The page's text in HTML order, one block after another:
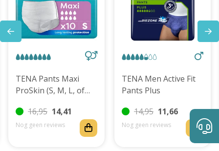
TENA Pants Maxi
ProSkin (S, M, L, of
16,95 14,41
Nog geen reviews
TENA Men Active Fit
Pants Plus
14,95 11,66
Nog geen reviews